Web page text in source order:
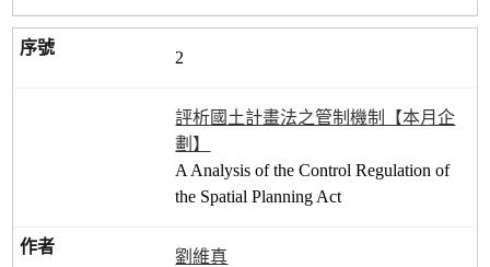
2
評析國土計畫法之管制機制【本月企
劃】
A Analysis of the Control Regulation of
the Spatial Planning Act
劉維真